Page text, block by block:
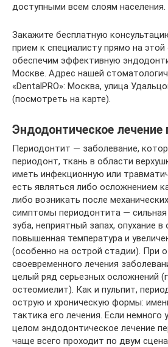
доступными всем слоям населения.
Закажите бесплатную
прием к специалисту прямо на
обеспечим эффективную
Москве. Адрес нашей
«DentalPRO»: Москва, улица
(посмотреть на карте).
Эндодонтическое лечение
Периодонтит — заболевание,
периодонт, ткань в области
иметь инфекционную или
есть являться либо осложнением
либо возникать после
симптомы периодонтита —
зуба, неприятный запах, опухание
повышенная температура и
(особенно на острой стадии). При
своевременного лечения
целый ряд серьезных осложнений
остеомиелит). Как и пульпит,
острую и хроническую формы:
тактика его лечения. Если немного
целом эндодонтическое лечение
чаще всего проходит по двум